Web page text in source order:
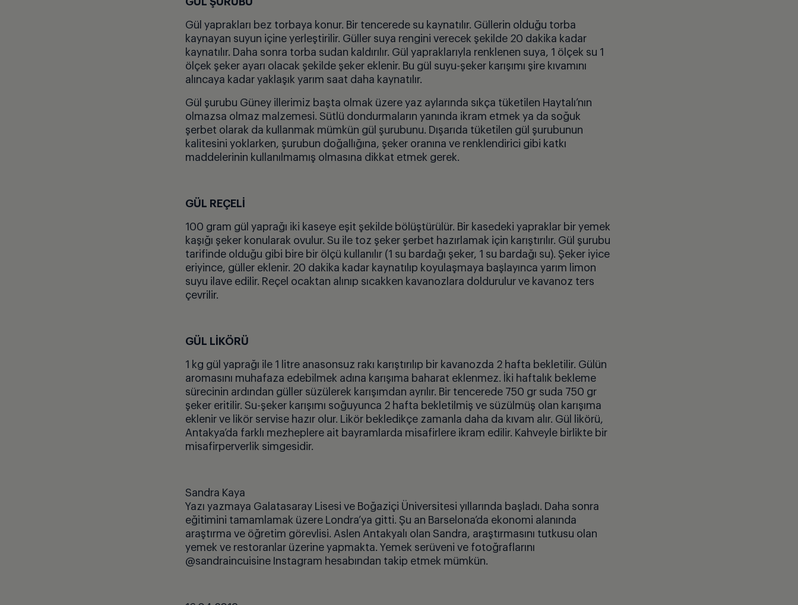
Gül yaprakları bez torbaya konur. Bir tencerede su kaynatılır. Güllerin olduğu torba
kaynayan suyun içine yerleştirilir. Güller suya rengini verecek şekilde 20 dakika kadar
kaynatılır. Daha sonra torba sudan kaldırılır. Gül yapraklarıyla renklenen suya, 1 ö çek su 1
ö çek şeker ayarı olacak şekilde şeker eklenir. Bu gül suyu-şeker karışımı şire kıvamını
alıncaya kadar yaklaşık yarım saat daha kaynatılır.
Gül şurubu Güney illerimiz başta olmak üzere yaz aylarında sıkça tüketilen Haytalı’nın
olmazsa olmaz malzemesi. Sütlü dondurmaların yanında ikram etmek ya da soğuk
şerbet olarak da kullanmak mümkün gül şurubunu. Dışarıda tüketilen gül şurubunun
kalitesini yoklarken, şurubun doğallığına, şeker oranına ve renklendirici gibi katkı
maddelerinin kullanılmamış olmasına dikkat etmek gerek.
GÜ L REÇEL
100 gram gül yaprağı iki kaseye eşit şekilde bö lüştürülür. Bir kasedeki yapraklar bir yemek
kaşığı şeker konularak ovulur. Su ile toz şeker şerbet hazırlamak için karıştırılır. Gül şurubu
tarifinde olduğu gibi bire bir ö lçü kullanılır (1 su bardağı şeker, 1 su bardağı su). Şeker iyice
eriyince, güller eklenir. 20 dakika kadar kaynatılıp koyulaşmaya başlayınca yarım limon
suyu ilave edilir. Reçel ocaktan alınıp sıcakken kavanozlara doldurulur ve kavanoz ters
çevrilir.
GÜ L LİKÖRÜ
1 kg gül yaprağı ile 1 litre anasonsuz rakı karıştırılıp bir kavanozda 2 hafta bekletilir. Gülün
aromasını muhafaza edebilmek adına karışıma baharat eklenmez. İki haftalık bekleme
sürecinin ardından gü ller süzülerek karışımdan ayrılır. Bir tencerede 750 gr suda 750 gr
şeker eritilir. Su-şeker karışımı soğuyunca 2 hafta bekletilmiş ve süzülmüş olan karışıma
eklenir ve likör servise hazır olur. Likör bekledikçe zamanla daha da kıvam al ır. Gü l likörü,
Antakya’da farklı mezheplere ait bayramlarda misafirlere ikram edilir. Kahveyle birlikte bir
misafirperverlik simgesidir.
Sandra Kaya
Yazı yazmaya Galatasaray Lisesi ve Boğaziçi Üniversitesi yıllarında başladı. Daha sonra
eğitimini tamamlamak üzere Londra’ya gitti. Şu an Barselona’da ekonomi alanında
araştırma ve öğretim görevlisi. Aslen Antakyalı olan Sandra, araştırmasını tutkusu olan
yemek ve restoranlar üzerine yapmakta. Yemek serüveni ve fotoğraflarını
@sandraincuisine Instagram hesabından takip etmek mümkün.